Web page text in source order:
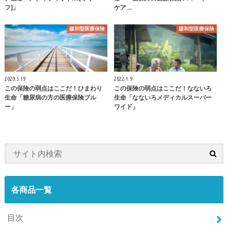
フ]」
ケア …
緩和型医療保険
2020.3.19
この保険の弱点はここだ！ひまわり
生命「糖尿病の方の医療保険ブル
ー」
緩和型医療保険
2022.1.9
この保険の弱点はここだ！なないろ
生命「なないろメディカルスーパー
ワイド」
各商品一覧
目次